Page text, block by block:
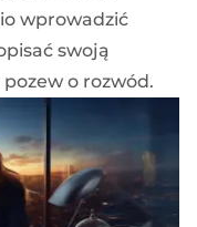
wprowadzić
swoją
o rozwód.